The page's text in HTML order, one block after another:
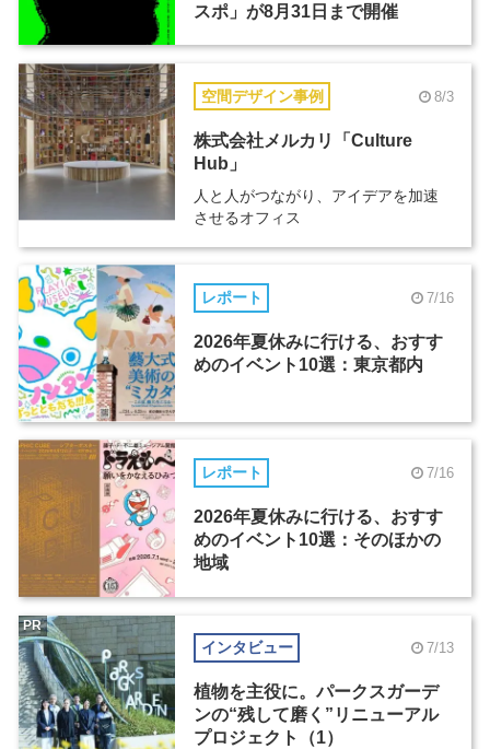
スポ」が8月31日まで開催
空間デザイン事例 8/3
株式会社メルカリ「Culture
Hub」
人と人がつながり、アイデアを加速
させるオフィス
レポート 7/16
2026年夏休みに行ける、おすす
めのイベント10選：東京都内
レポート 7/16
2026年夏休みに行ける、おすす
めのイベント10選：そのほかの
地域
インタビュー 7/13
植物を主役に。パークスガーデ
ンの“残して磨く”リニューアル
プロジェクト（1）
PR